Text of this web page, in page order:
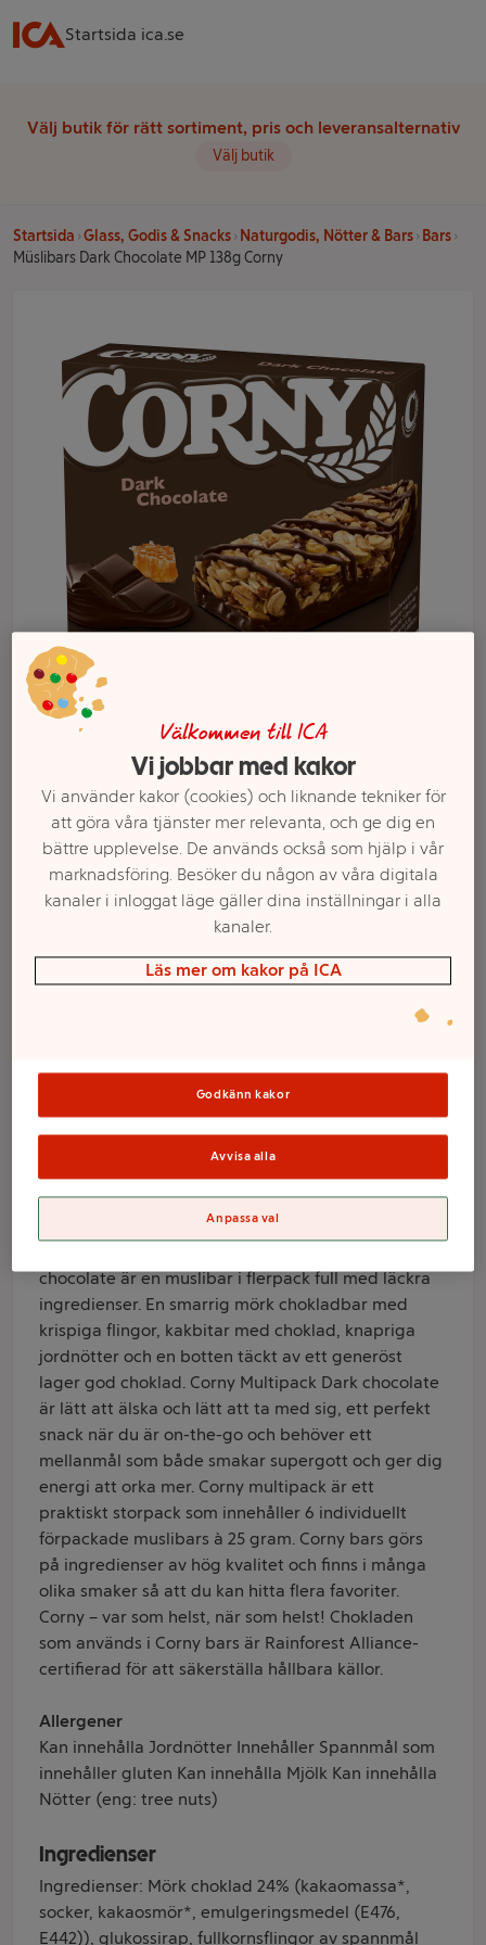
Startsida ica.se
Välj butik för rätt sortiment, pris och leveransalternativ
Välj butik
Startsida Glass, Godis & Snacks Naturgodis, Nötter & Bars
Bars
Müslibars Dark Chocolate MP 138g Corny
Müslibars Dark
Chocolate MP
Corny
Produktinformation
Information från leverantör
chocolate är en muslibar i flerpack full med läckra
ingredienser. En smarrig mörk chokladbar med
krispiga flingor, kakbitar med choklad, knapriga
jordnötter och en botten täckt av ett generöst
lager god choklad. Corny Multipack Dark chocolate
är lätt att älska och lätt att ta med sig, ett perfekt
snack när du är on-the-go och behöver ett
mellanmål som både smakar supergott och ger dig
energi att orka mer. Corny multipack är ett
praktiskt storpack som innehåller 6 individuellt
förpackade muslibars à 25 gram. Corny bars görs
på ingredienser av hög kvalitet och finns i många
olika smaker så att du kan hitta flera favoriter.
Corny – var som helst, när som helst! Chokladen
som används i Corny bars är Rainforest Alliance-
certifierad för att säkerställa hållbara källor.
Allergener
Kan innehålla Jordnötter Innehåller Spannmål som
innehåller gluten Kan innehålla Mjölk Kan innehålla
Nötter (eng: tree nuts)
Ingredienser
Ingredienser: Mörk choklad 24% (kakaomassa*,
socker, kakaosmör*, emulgeringsmedel (E476,
E442)), glukossirap, fullkornsflingor av spannmål
Välj butik och handla
Sortimentet kan variera mellan butikerna
Välkommen till ICA
Vi jobbar med kakor
Vi använder kakor (cookies) och liknande tekniker för
att göra våra tjänster mer relevanta, och ge dig en
bättre upplevelse. De används också som hjälp i vår
marknadsföring. Besöker du någon av våra digitala
kanaler i inloggat läge gäller dina inställningar i alla
kanaler.
Läs mer om kakor på ICA
Godkänn kakor
Avvisa alla
Anpassa val